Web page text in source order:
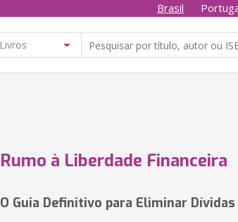
Brasil
Rumo à Liberdade Financeira
O Guia Definitivo para Eliminar Dívidas